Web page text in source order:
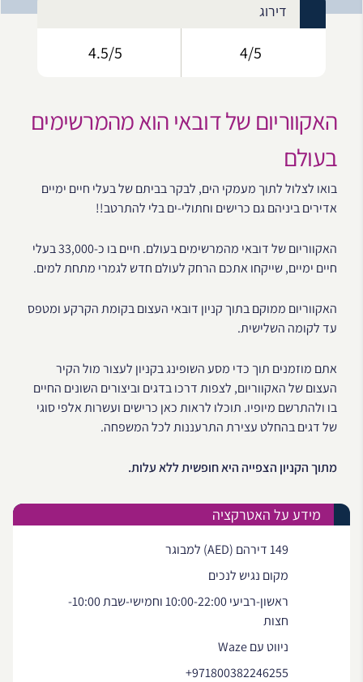
דירוג
4/5
4.5/5
האקווריום של דובאי הוא מהמרשימים
בעולם
בואו לצלול לתוך מעמקי הים, לבקר בביתם של בעלי חיים ימיים
אדירים ביניהם גם כרישים וחתולי-ים בלי להתרטב!!
האקווריום של דובאי מהמרשימים בעולם. חיים בו כ-33,000 בעלי
חיים ימיים, שייקחו אתכם הרחק לעולם חדש לגמרי מתחת למים.
האקווריום ממוקם בתוך קניון דובאי העצום בקומת הקרקע ומטפס
עד לקומה השלישית.
אתם מוזמנים תוך כדי מסע השופינג בקניון לעצור מול הקיר
העצום של האקווריום, לצפות דרכו בדגים וביצורים השונים החיים
בו ולהתרשם מיופיו. תוכלו לראות כאן כרישים ועשרות אלפי סוגי
של דגים בהחלט עצירת התרעננות לכל המשפחה.
מתוך הקניון הצפייה היא חופשית ללא עלות.
מידע על האטרקציה
149 דירהם (AED) למבוגר
מקום נגיש לנכים
ראשון-רביעי 10:00-22:00 וחמישי-שבת 10:00-
חצות
ניווט עם Waze
+971800382246255